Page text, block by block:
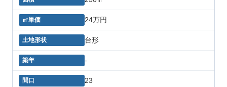
24万円
台形
-
23